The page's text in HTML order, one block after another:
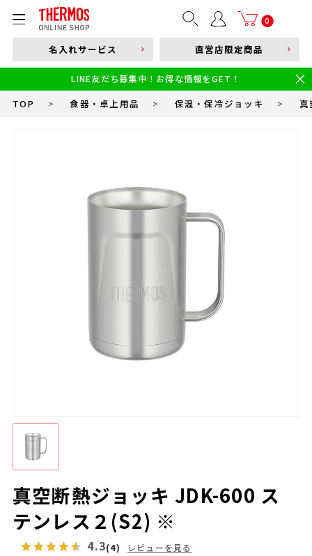
0
部品購入はこちら
本体品番やキーワードを入力
食洗機対応 新製品
幼児・園児向け水筒
小学生 低・中学年向け水筒
小学生 中・高学年向け水筒
名入れサービス 直営店限定商品
LINE友だち募集中！お得な情報をGET！
TOP > 食器・卓上用品 > 保温・保冷ジョッキ > 真
真空断熱ジョッキ JDK-600 ス
テンレス２(S2) ※
4.3(4) レビューを見る